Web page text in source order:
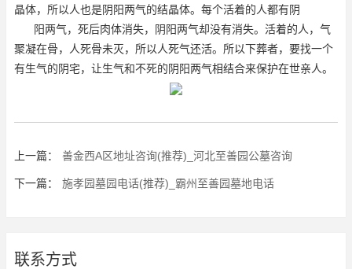
晶体，所以人也是阴阳两气的结晶体。每个活着的人都有阴
阳两气，死后肉体消失，阴阳两气却没有消失。活着的人，气
聚凝在骨，人死骨未灭，所以人死气还活。所以下葬者，要找一个
有生气的阴宅，让生气和不死的阴阳两气相结合来保护在世亲人。
上一篇： 善金西A区地址咨询(推荐)_河北至善园公墓咨询
下一篇： 施孝园墓园电话(推荐)_霸州至善园墓地电话
联系方式